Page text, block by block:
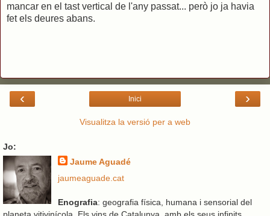
mancar en el tast vertical de l'any passat... però jo ja havia
fet els deures abans.
‹ ›
Inici
Visualitza la versió per a web
Jo:
Jaume Aguadé
jaumeaguade.cat
Enografia: geografia física, humana i sensorial del